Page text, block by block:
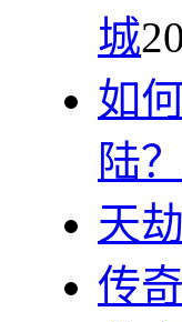
城
如
陆？
天
传